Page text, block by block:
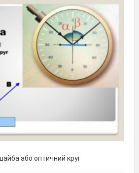
або оптичний круг